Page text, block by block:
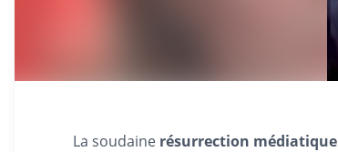
La soudaine résurrection médiatique